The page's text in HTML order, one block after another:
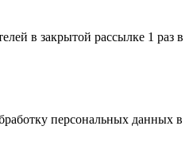
в закрытой рассылке 1 раз в
персональных данных в